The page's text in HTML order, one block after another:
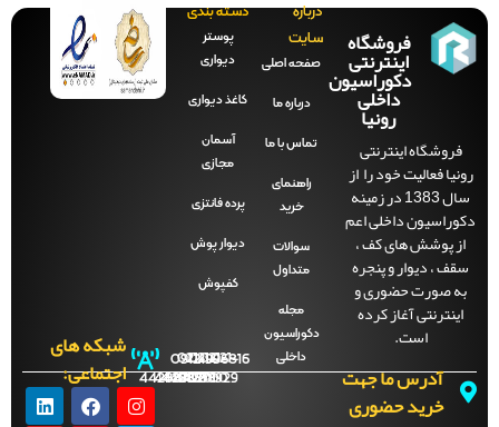
فروشگاه
اینترنتی
دکوراسیون
داخلی
رونیا
فروشگاه اینترنتی
رونیا فعالیت خود را از
سال 1383 در زمینه
دکوراسیون داخلی اعم
از پوشش های کف ،
سقف ، دیوار و پنجره
به صورت حضوری و
اینترنتی آغاز کرده
است.
درباره
سایت
صفحه‌ اصلی
درباره ما
تماس با ما
راهنمای
خرید
سوالات
متداول
مجله
دکوراسیون
داخلی
دسته بندی
پوستر
دیواری
کاغذ دیواری
آسمان
مجازی
پرده فانتزی
دیوار پوش
کفپوش
آدرس ما جهت
خرید حضوری
09121996816
021-
44288929
021-
44288700
021-
44288701
021-
44288702
شبکه های
اجتماعی: